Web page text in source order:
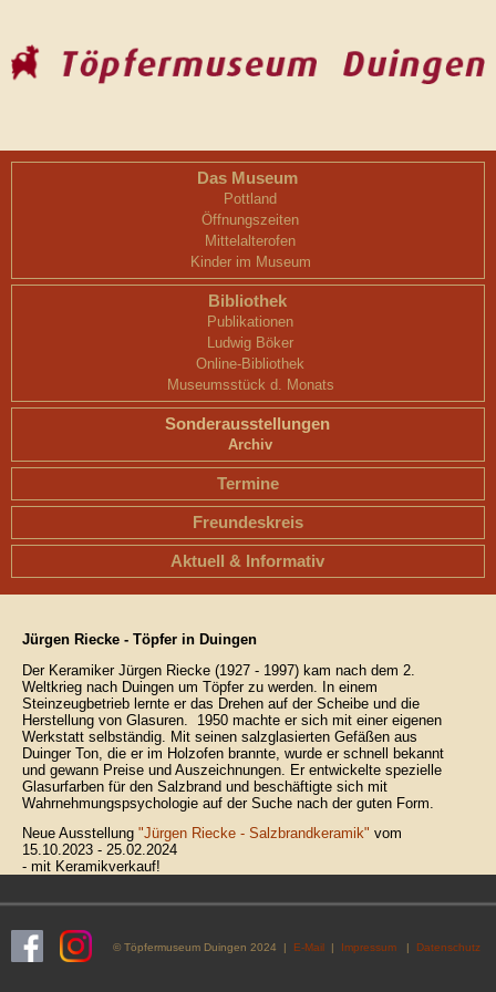
Das Museum
Pottland
Öffnungszeiten
Mittelalterofen
Kinder im Museum
Bibliothek
Publikationen
Ludwig Böker
Online-Bibliothek
Museumsstück d. Monats
Sonderausstellungen
Archiv
Termine
Freundeskreis
Aktuell & Informativ
Jürgen Riecke - Töpfer in Duingen
Der Keramiker Jürgen Riecke (1927 - 1997) kam nach dem 2.
Weltkrieg nach Duingen um Töpfer zu werden. In einem
Steinzeugbetrieb lernte er das Drehen auf der Scheibe und die
Herstellung von Glasuren. 1950 machte er sich mit einer eigenen
Werkstatt selbständig. Mit seinen salzglasierten Gefäßen aus
Duinger Ton, die er im Holzofen brannte, wurde er schnell bekannt
und gewann Preise und Auszeichnungen. Er entwickelte spezielle
Glasurfarben für den Salzbrand und beschäftigte sich mit
Wahrnehmungspsychologie auf der Suche nach der guten Form.
Neue Ausstellung "Jürgen Riecke - Salzbrandkeramik" vom
15.10.2023 - 25.02.2024
- mit Keramikverkauf!
© Töpfermuseum Duingen 2024 | E-Mail | Impressum | Datenschutz